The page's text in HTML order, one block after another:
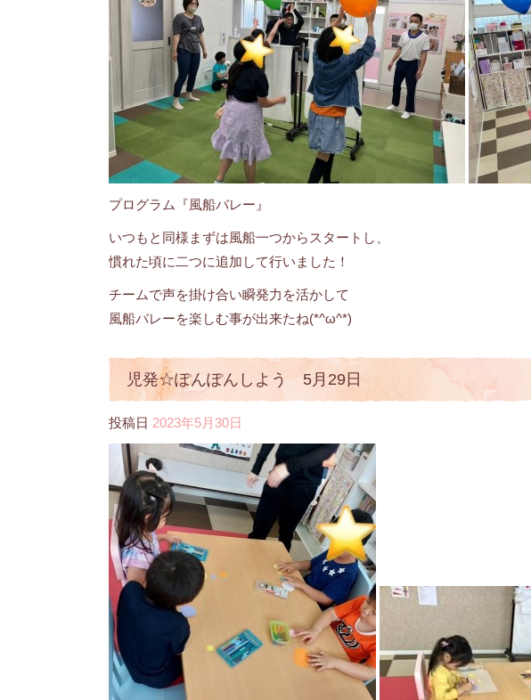
プログラム『風船バレー』
いつもと同様まずは風船一つからスタートし、
慣れた頃に二つに追加して行いました！
チームで声を掛け合い瞬発力を活かして
風船バレーを楽しむ事が出来たね(*^ω^*)
児発☆ぽんぽんしよう 5月29日
投稿日 2023年5月30日